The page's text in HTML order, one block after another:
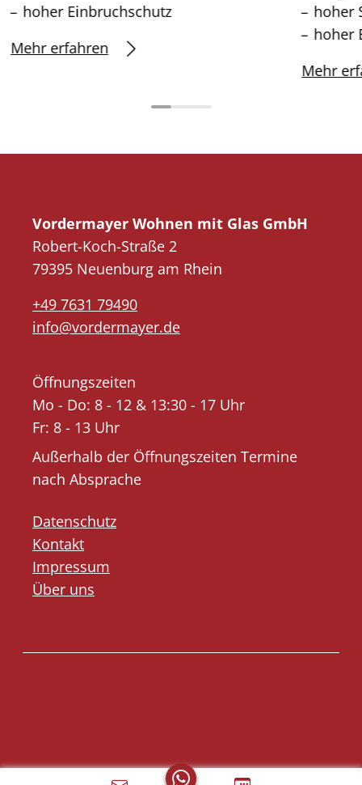
hoher Einbruchschutz
Mehr erfahren
hoher
hoher
Mehr
Vordermayer Wohnen mit Glas GmbH
Robert-Koch-Straße 2
79395 Neuenburg am Rhein
+49 7631 79490
info@vordermayer.de
Öffnungszeiten
Mo - Do: 8 - 12 & 13:30 - 17 Uhr
Fr: 8 - 13 Uhr
Außerhalb der Öffnungszeiten Termine
nach Absprache
Datenschutz
Kontakt
Impressum
Über uns